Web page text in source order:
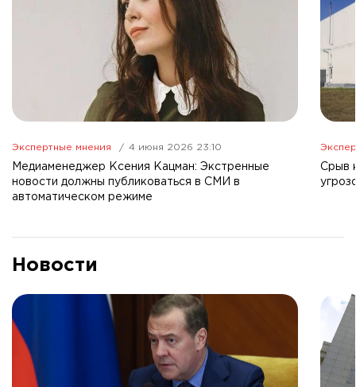
Экспертные мнения 4 июня 2026 23:10
Медиаменеджер Ксения Кацман: Экстренные
новости должны публиковаться в СМИ в
автоматическом режиме
Срыв
Новости